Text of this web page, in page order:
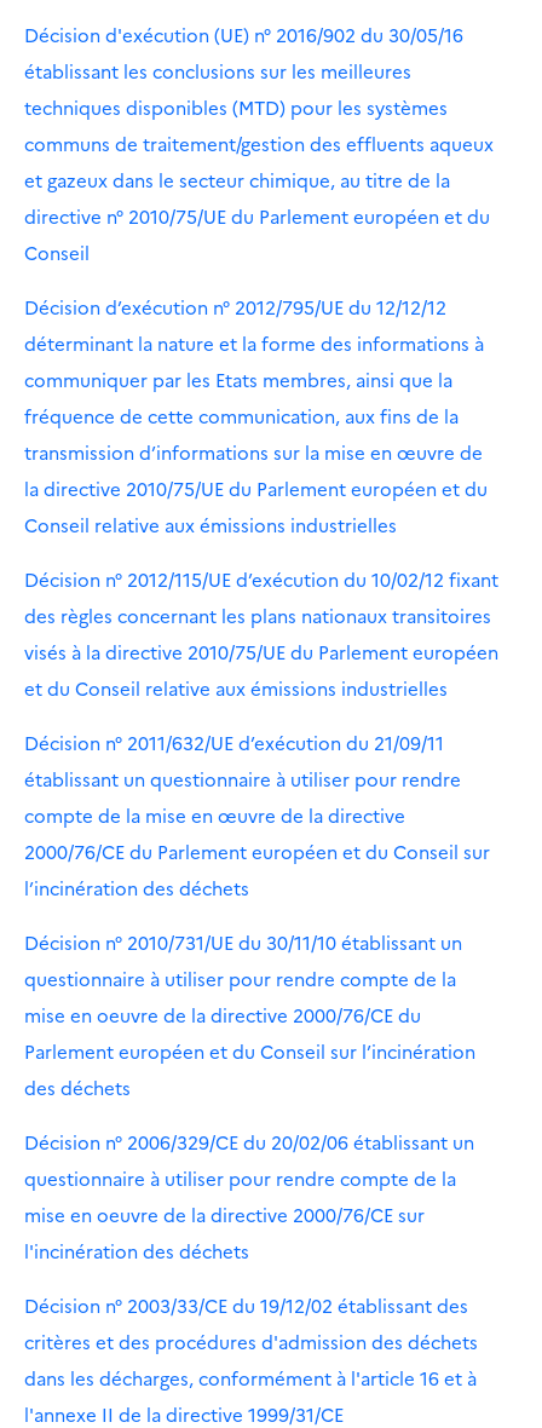
Décision d'exécution (UE) n° 2016/902 du 30/05/16
établissant les conclusions sur les meilleures
techniques disponibles (MTD) pour les systèmes
communs de traitement/gestion des effluents aqueux
et gazeux dans le secteur chimique, au titre de la
directive n° 2010/75/UE du Parlement européen et du
Conseil
Décision d’exécution n° 2012/795/UE du 12/12/12
déterminant la nature et la forme des informations à
communiquer par les Etats membres, ainsi que la
fréquence de cette communication, aux fins de la
transmission d’informations sur la mise en œuvre de
la directive 2010/75/UE du Parlement européen et du
Conseil relative aux émissions industrielles
Décision n° 2012/115/UE d’exécution du 10/02/12 fixant
des règles concernant les plans nationaux transitoires
visés à la directive 2010/75/UE du Parlement européen
et du Conseil relative aux émissions industrielles
Décision n° 2011/632/UE d’exécution du 21/09/11
établissant un questionnaire à utiliser pour rendre
compte de la mise en œuvre de la directive
2000/76/CE du Parlement européen et du Conseil sur
l’incinération des déchets
Décision n° 2010/731/UE du 30/11/10 établissant un
questionnaire à utiliser pour rendre compte de la
mise en oeuvre de la directive 2000/76/CE du
Parlement européen et du Conseil sur l’incinération
des déchets
Décision n° 2006/329/CE du 20/02/06 établissant un
questionnaire à utiliser pour rendre compte de la
mise en oeuvre de la directive 2000/76/CE sur
l'incinération des déchets
Décision n° 2003/33/CE du 19/12/02 établissant des
critères et des procédures d'admission des déchets
dans les décharges, conformément à l'article 16 et à
l'annexe II de la directive 1999/31/CE